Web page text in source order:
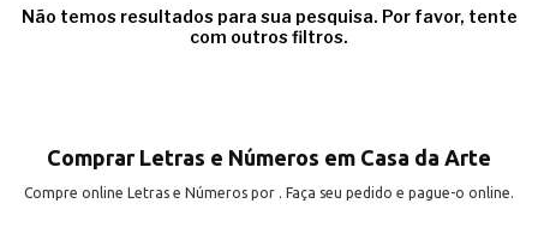
Não temos resultados para sua pesquisa. Por favor, tente
com outros filtros.
Comprar Letras e Números em Casa da Arte
Compre online Letras e Números por . Faça seu pedido e pague-o online.